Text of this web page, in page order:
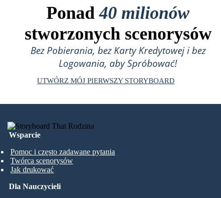
Ponad40 milionów
stworzonych scenorysów
Bez Pobierania, bez Karty Kredytowej i bez
Logowania, aby Spróbować!
UTWÓRZ MÓJ PIERWSZY STORYBOARD
Wsparcie
Pomoc i często zadawane pytania
Twórca scenorysów
Jak drukować
Dla Nauczycieli